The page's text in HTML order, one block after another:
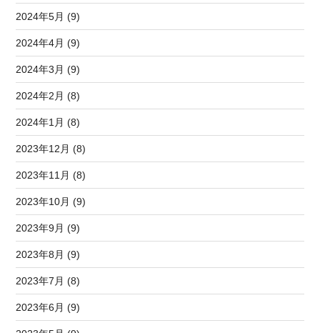
2024年5月 (9)
2024年4月 (9)
2024年3月 (9)
2024年2月 (8)
2024年1月 (8)
2023年12月 (8)
2023年11月 (8)
2023年10月 (9)
2023年9月 (9)
2023年8月 (9)
2023年7月 (8)
2023年6月 (9)